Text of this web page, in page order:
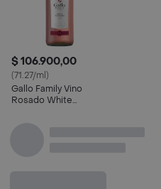
$ 106.900,00
(71.27/ml)
Gallo Family Vino
Rosado White